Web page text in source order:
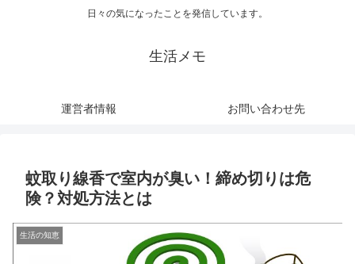
日々の気になったことを発信しています。
生活メモ
運営者情報 お問い合わせ先
蚊取り線香で室内が臭い！締め切りは危
険？対処方法とは
生活の知恵